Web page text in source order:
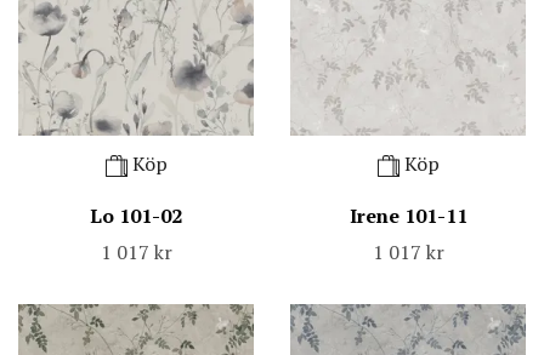
Köp
Lo 101-02
1 017 kr
Köp
Irene 101-11
1 017 kr